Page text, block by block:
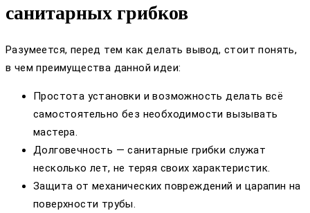
санитарных грибков
Разумеется, перед тем как делать вывод, стоит понять,
в чем преимущества данной идеи:
Простота установки и возможность делать всё
самостоятельно без необходимости вызывать
мастера.
Долговечность — санитарные грибки служат
несколько лет, не теряя своих характеристик.
Защита от механических повреждений и царапин на
поверхности трубы.